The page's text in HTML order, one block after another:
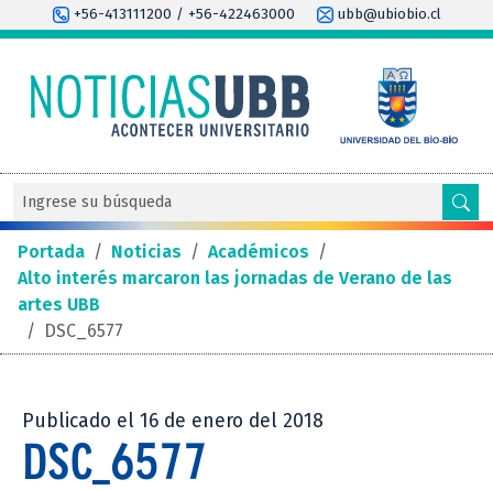
+56-413111200 / +56-422463000 ubb@ubiobio.cl
Portada / Noticias / Académicos /
Alto interés marcaron las jornadas de Verano de las
artes UBB
/ DSC_6577
Publicado el 16 de enero del 2018
DSC_6577